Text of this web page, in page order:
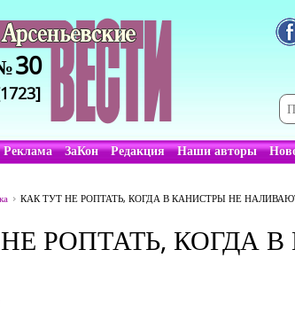
30
Реклама ЗаКон Редакция Наши авторы
КАК ТУТ НЕ РОПТАТЬ, КОГДА В КАНИСТРЫ НЕ
РОПТАТЬ, КОГДА